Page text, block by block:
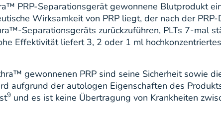
PRP-Separationsgerät gewonnene Blutprodukt
Wirksamkeit von PRP liegt, der nach der
Separationsgeräts zurückzuführen, PLTs 7-mal
Effektivität liefert 3, 2 oder 1 ml
gewonnenen PRP sind seine Sicherheit sowie
aufgrund der autologen Eigenschaften des
9 und es ist keine Übertragung von Krankheiten